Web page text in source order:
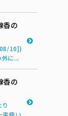
香の
10])
に...
香の
束使い